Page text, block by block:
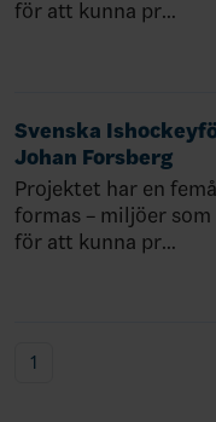
för att kunna pr…
Svenska
Johan Forsberg
Projektet har en
formas – miljöer
för att kunna pr…
1